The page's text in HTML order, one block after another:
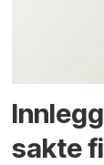
sakte